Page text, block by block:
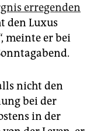
erregenden
den Luxus
meinte er bei
nicht den
bei der
in der